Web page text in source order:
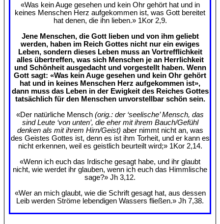
«Was kein Auge gesehen und kein Ohr gehört hat und in
keines Menschen Herz aufgekommen ist, was Gott bereitet
hat denen, die ihn lieben.» 1Kor 2,9.
Jene Menschen, die Gott lieben und von ihm geliebt
werden, haben im Reich Gottes nicht nur ein ewiges
Leben, sondern dieses Leben muss an Vortrefflichkeit
alles übertreffen, was sich Menschen je an Herrlichkeit
und Schönheit ausgedacht und vorgestellt haben. Wenn
Gott sagt: «Was kein Auge gesehen und kein Ohr gehört
hat und in keines Menschen Herz aufgekommen ist»,
dann muss das Leben in der Ewigkeit des Reiches Gottes
tatsächlich für den Menschen unvorstellbar schön sein.
«Der natürliche Mensch (orig.: der ‘seelische’ Mensch, das
sind Leute ‘von unten’, die eher mit ihrem Bauch/Gefühl
denken als mit ihrem Hirn/Geist) aber nimmt nicht an, was
des Geistes Gottes ist, denn es ist ihm Torheit, und er kann es
nicht erkennen, weil es geistlich beurteilt wird;» 1Kor 2,14.
«Wenn ich euch das Irdische gesagt habe, und ihr glaubt
nicht, wie werdet ihr glauben, wenn ich euch das Himmlische
sage?» Jh 3,12.
«Wer an mich glaubt, wie die Schrift gesagt hat, aus dessen
Leib werden Ströme lebendigen Wassers fließen.» Jh 7,38.